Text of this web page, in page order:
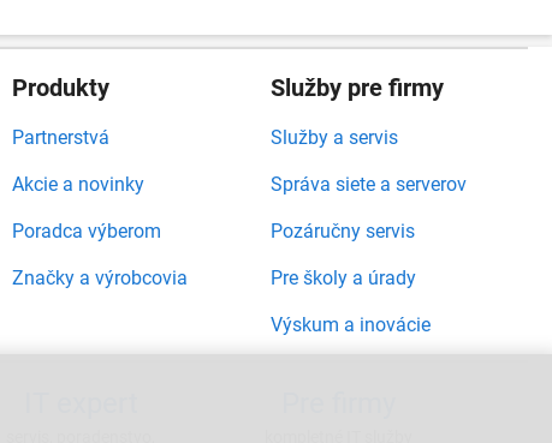
Produkty
Partnerstvá
Akcie a novinky
Poradca výberom
Značky a výrobcovia
Služby pre firmy
Služby a servis
Správa siete a serverov
Pozáručny servis
Pre školy a úrady
Výskum a inovácie